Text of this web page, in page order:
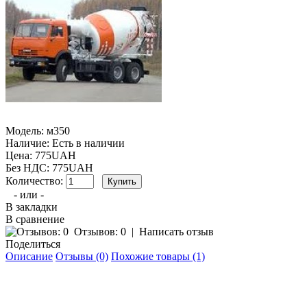
Модель: м350
Наличие: Есть в наличии
Цена: 775UAH
Без НДС: 775UAH
Количество:
- или -
В закладки
В сравнение
Отзывов: 0 | Написать отзыв
Поделиться
Описание Отзывы (0) Похожие товары (1)